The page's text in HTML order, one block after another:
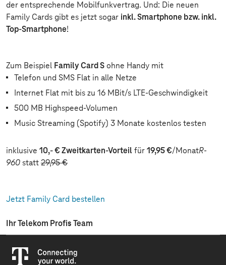
der entsprechende Mobilfunkvertrag. Und: Die neuen
Family Cards gibt es jetzt sogar inkl. Smartphone bzw. inkl.
Top-Smartphone!
Zum Beispiel Family Card S ohne Handy mit
Telefon und SMS Flat in alle Netze
Internet Flat mit bis zu 16 MBit/s LTE-Geschwindigkeit
500 MB Highspeed-Volumen
Music Streaming (Spotify) 3 Monate kostenlos testen
inklusive 10,- € Zweitkarten-Vorteil für 19,95 €/MonatR-
960 statt 29,95 €
Jetzt Family Card bestellen
Ihr Telekom Profis Team